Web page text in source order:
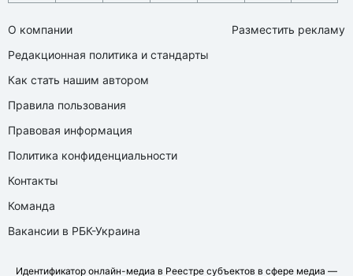
О компании
Редакционная политика и стандарты
Как стать нашим автором
Правила пользования
Правовая информация
Политика конфиденциальности
Контакты
Команда
Вакансии в РБК-Украина
Разместить рекламу
Идентификатор онлайн-медиа в Реестре субъектов в сфере медиа —